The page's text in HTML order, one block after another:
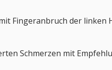
Fingeranbruch der
Schmerzen mit